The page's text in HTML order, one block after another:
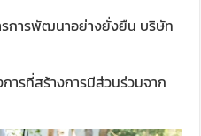
รการพัฒนาอย่างยั่งยืน บริษัท
ารที่สร้างการมีส่วนร่วมจาก